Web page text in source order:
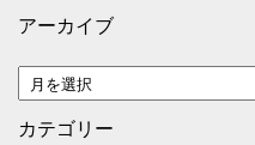
アーカイブ
ア
ー
カ
カテゴリー